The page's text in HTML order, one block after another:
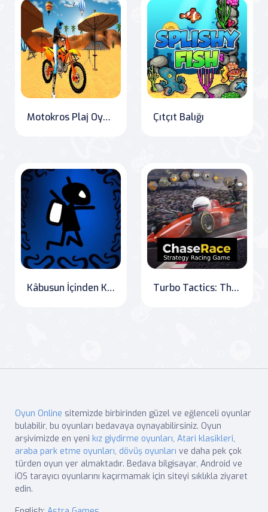
Motokros Plaj Oyunu: Motosiklet Stunt Yarışı Çıtçıt Balığı
Kâbusun İçinden Kaçış Turbo Tactics: The Ultimate eSport Racing Challenge
Oyun Online sitemizde birbirinden güzel ve eğlenceli oyunlar
bulabilir, bu oyunları bedavaya oynayabilirsiniz. Oyun
arşivimizde en yeni kız giydirme oyunları, Atari klasikleri,
araba park etme oyunları, dövüş oyunları ve daha pek çok
türden oyun yer almaktadır. Bedava bilgisayar, Android ve
iOS tarayıcı oyunlarını kaçırmamak için siteyi sıklıkla ziyaret
edin.